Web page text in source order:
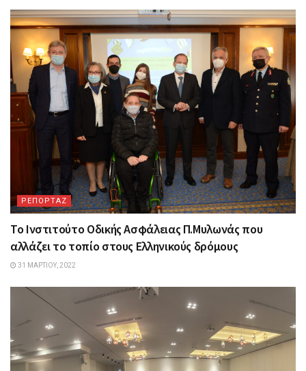
ΡΕΠΟΡΤΑΖ
Το Ινστιτούτο Οδικής Ασφάλειας Π.Μυλωνάς που
αλλάζει το τοπίο στους Ελληνικούς δρόμους
31 ΜΑΡΤΊΟΥ, 2022